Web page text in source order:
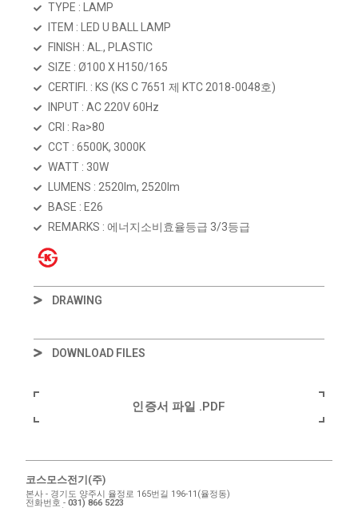
TYPE : LAMP
ITEM : LED U BALL LAMP
FINISH : AL., PLASTIC
SIZE : Ø100 X H150/165
CERTIFI. : KS (KS C 7651 제 KTC 2018-0048호)
INPUT : AC 220V 60Hz
CRI : Ra>80
CCT : 6500K, 3000K
WATT : 30W
LUMENS : 2520lm, 2520lm
BASE : E26
REMARKS : 에너지소비효율등급 3/3등급
DRAWING
DOWNLOAD FILES
인증서 파일 .PDF
코스모스전기(주)
본사 - 경기도 양주시 율정로 165번길 196-11(율정동)
전화번호 -031) 866 5223